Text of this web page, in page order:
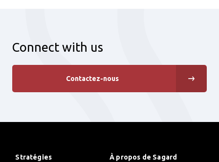
Connect with us
Contactez-nous
Stratégies À propos de Sagard